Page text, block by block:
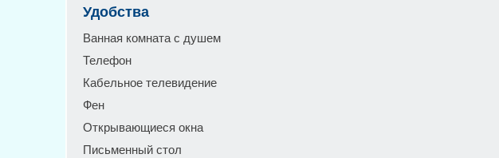
Удобства
Ванная комната с душем
Телефон
Кабельное телевидение
Фен
Открывающиеся окна
Письменный стол